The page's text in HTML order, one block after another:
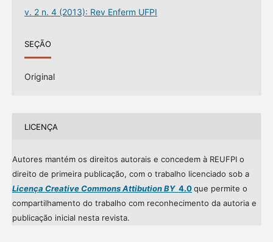
v. 2 n. 4 (2013): Rev Enferm UFPI
SEÇÃO
Original
LICENÇA
Autores mantém os direitos autorais e concedem à REUFPI o
direito de primeira publicação, com o trabalho licenciado sob a
Licença Creative Commons Attibution BY4.0que permite o
compartilhamento do trabalho com reconhecimento da autoria e
publicação inicial nesta revista.